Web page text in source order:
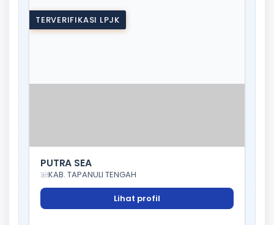
TERVERIFIKASI LPJK
PUTRA SEA
KAB. TAPANULI TENGAH
Lihat profil